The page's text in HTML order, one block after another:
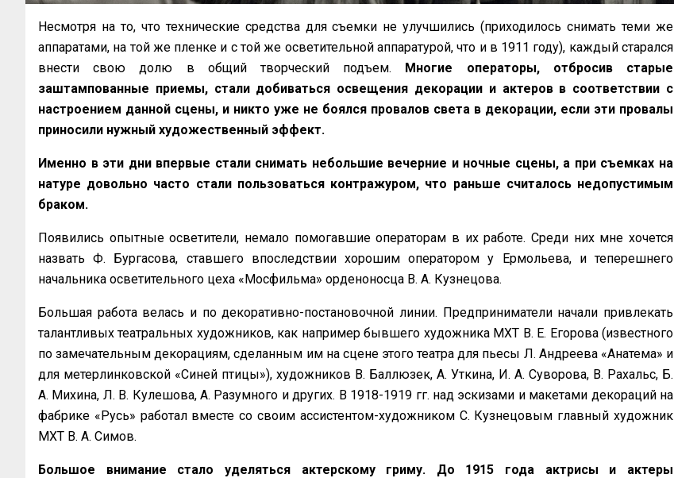
Несмотря на то, что технические средства для съемки не улучшились (приходилось снимать теми же
аппаратами, на той же пленке и с той же осветительной аппаратурой, что и в 1911 году), каждый старался
внести свою долю в общий творческий подъем. Многие операторы, отбросив старые
заштампованные приемы, стали добиваться освещения декорации и актеров в соответствии с
настроением данной сцены, и никто уже не боялся провалов света в декорации, если эти провалы
приносили нужный художественный эффект.
Именно в эти дни впервые стали снимать небольшие вечерние и ночные сцены, а при съемках на
натуре довольно часто стали пользоваться контражуром, что раньше считалось недопустимым
браком.
Появились опытные осветители, немало помогавшие операторам в их работе. Среди них мне хочется
назвать Ф. Бургасова, ставшего впоследствии хорошим оператором у Ермольева, и теперешнего
начальника осветительного цеха «Мосфильма» орденоносца В. А. Кузнецова.
Большая работа велась и по декоративно-постановочной линии. Предприниматели начали привлекать
талантливых театральных художников, как например бывшего художника МХТ В. Е. Егорова (известного
по замечательным декорациям, сделанным им на сцене этого театра для пьесы Л. Андреева «Анатема» и
для метерлинковской «Синей птицы»), художников В. Баллюзек, А. Уткина, И. А. Суворова, В. Рахальс, Б.
А. Михина, Л. В. Кулешова, А. Разумного и других. В 1918-1919 гг. над эскизами и макетами декораций на
фабрике «Русь» работал вместе со своим ассистентом-художником С. Кузнецовым главный художник
МХТ В. А. Симов.
Большое внимание стало уделяться актерскому гриму. До 1915 года актрисы и актеры